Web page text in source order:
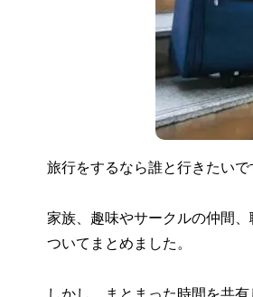
旅行をするなら誰と行きたいで
家族、趣味やサークルの仲間
ついてまとめました。
しかし、まとまった時間を共